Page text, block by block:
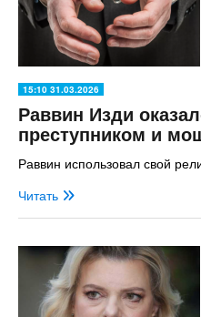
15:10 31.03.2026
Раввин Изди
преступником и
Раввин использовал свой
Читать